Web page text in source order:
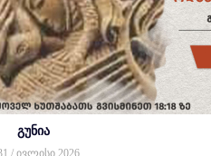
გუნია
/ ივლისი 2026